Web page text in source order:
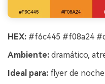
HEX: #f6c445 #f08a24
Ambiente: dramático,
Ideal para: flyer de